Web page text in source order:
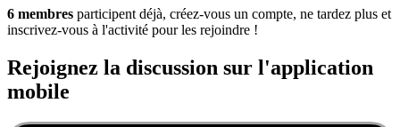
6 membres participent déjà, créez-vous un compte, ne tardez plus et
inscrivez-vous à l'activité pour les rejoindre !
Rejoignez la discussion sur l'application
mobile